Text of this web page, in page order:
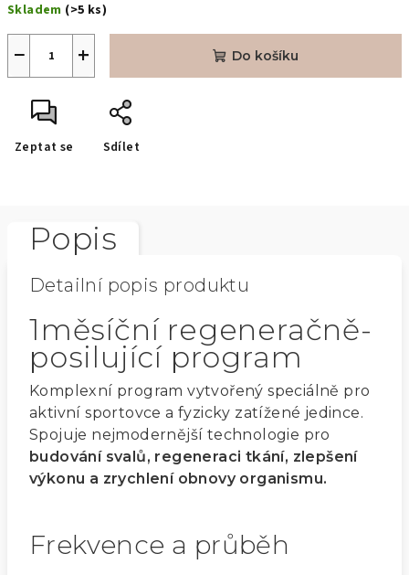
cena:
Skladem (>5 ks)
+
− Do košíku
Zeptat se Sdílet
Popis
Detailní popis produktu
1měsíční regeneračně-
posilující program
Komplexní program vytvořený speciálně pro
aktivní sportovce a fyzicky zatížené jedince.
Spojuje nejmodernější technologie pro
budování svalů, regeneraci tkání, zlepšení
výkonu a zrychlení obnovy organismu.
Frekvence a průběh